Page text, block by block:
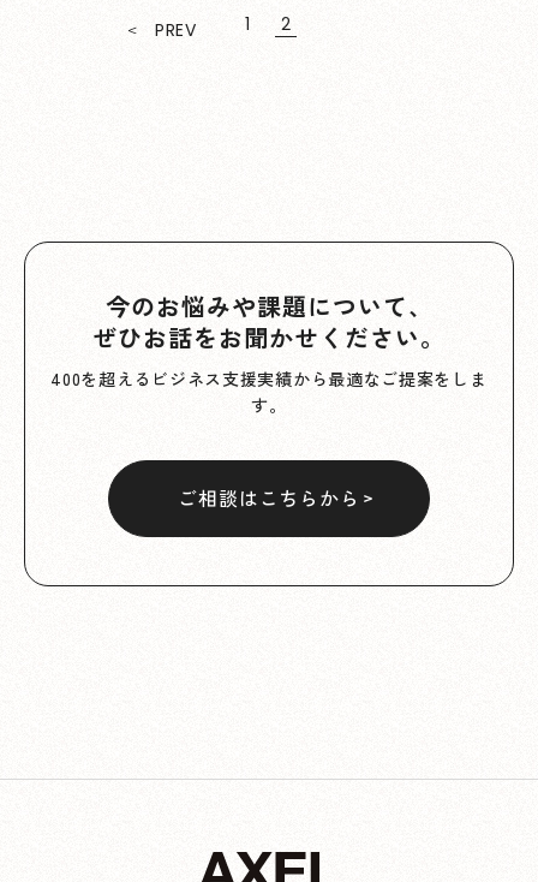
PREV 1 2
今のお悩みや課題について、
ぜひお話をお聞かせください。
400を超えるビジネス支援実績から最適なご提案をしま
す。
ご相談はこちらから